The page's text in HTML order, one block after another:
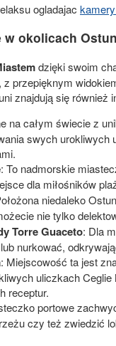
ogladajac
okolicach
dzięki swoim
przepięknym
znajdują się
na całym świecie z
swych
: To nadmorskie
dla miłośników
niedaleko
nie tylko
Torre Guaceto: Dla
nurkować,
: Miejscowość ta jest
uliczkach
receptur.
portowe
czy też zwiedzić